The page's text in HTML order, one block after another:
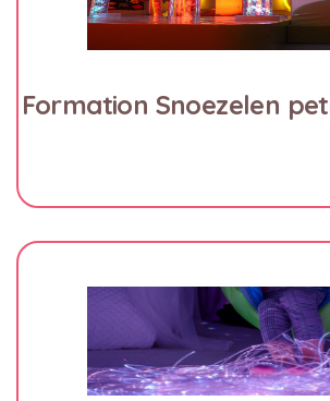
Formation Snoezelen